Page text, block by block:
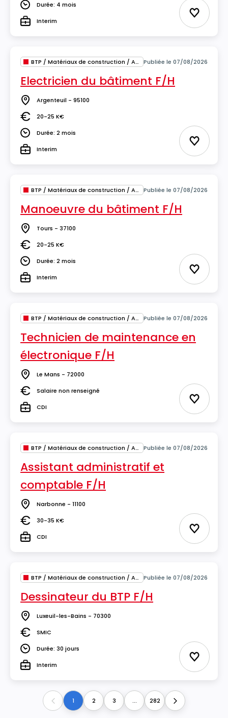
DuréeDurée: 4 mois
TypeInterim Ajouter
BTP / Matériaux de construction / Architecture Publiée le 07/08/2026
Electricien du bâtiment F/H
Lieu Argenteuil - 95100
Salaire20-25 K€
DuréeDurée: 2 mois
TypeInterim Ajouter
BTP / Matériaux de construction / Architecture Publiée le 07/08/2026
Manoeuvre du bâtiment F/H
Lieu Tours - 37100
Salaire20-25 K€
DuréeDurée: 2 mois
TypeInterim Ajouter
BTP / Matériaux de construction / Architecture Publiée le 07/08/2026
Technicien de maintenance en
électronique F/H
Lieu Le Mans - 72000
SalaireSalaire non renseigné
TypeCDI Ajouter
BTP / Matériaux de construction / Architecture Publiée le 07/08/2026
Assistant administratif et
comptable F/H
Lieu Narbonne - 11100
Salaire30-35 K€
TypeCDI Ajouter
BTP / Matériaux de construction / Architecture Publiée le 07/08/2026
Dessinateur du BTP F/H
Lieu Luxeuil-les-Bains - 70300
Salaire
SMIC
DuréeDurée: 30 jours
TypeInterim Ajouter
Previous1 2 3 ... 282 Next